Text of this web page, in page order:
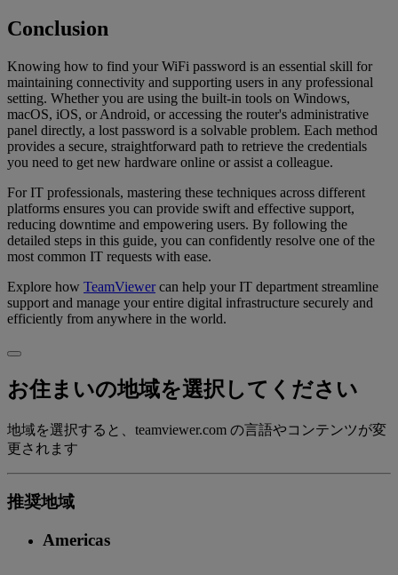
Conclusion
Knowing how to find your WiFi password is an essential skill for
maintaining connectivity and supporting users in any professional
setting. Whether you are using the built-in tools on Windows,
macOS, iOS, or Android, or accessing the router's administrative
panel directly, a lost password is a solvable problem. Each method
provides a secure, straightforward path to retrieve the credentials
you need to get new hardware online or assist a colleague.
For IT professionals, mastering these techniques across different
platforms ensures you can provide swift and effective support,
reducing downtime and empowering users. By following the
detailed steps in this guide, you can confidently resolve one of the
most common IT requests with ease.
Explore how TeamViewercan help your IT department streamline
support and manage your entire digital infrastructure securely and
efficiently from anywhere in the world.
お住まいの地域を選択してください
地域を選択すると、teamviewer.com の言語やコンテンツが変
更されます
推奨地域
Americas